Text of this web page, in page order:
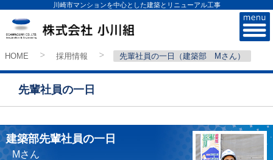
川崎市マンションを中心とした建築とリニューアル工事
HOME >
採用情報 先輩社員の一日（建築部 Mさん）
先輩社員の一日
建築部先輩社員の一日
Mさん